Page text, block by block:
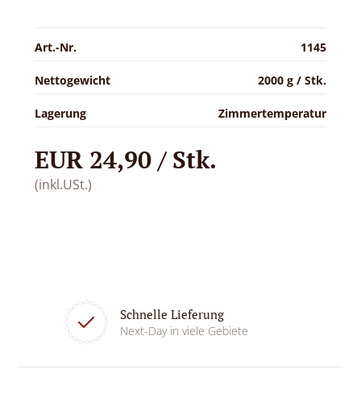
Art.-Nr. 1145
Nettogewicht 2000 g / Stk.
Lagerung Zimmertemperatur
EUR 24,90 / Stk.
(inkl.USt.)
Schnelle Lieferung
Next-Day in viele Gebiete